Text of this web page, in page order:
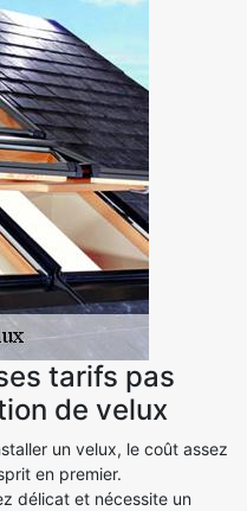
tarifs pas
de velux
un velux, le coût assez
en premier.
délicat et nécessite un